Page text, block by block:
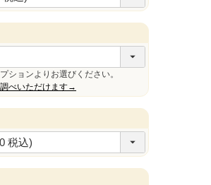
ションよりお選びください。
べいただけます→